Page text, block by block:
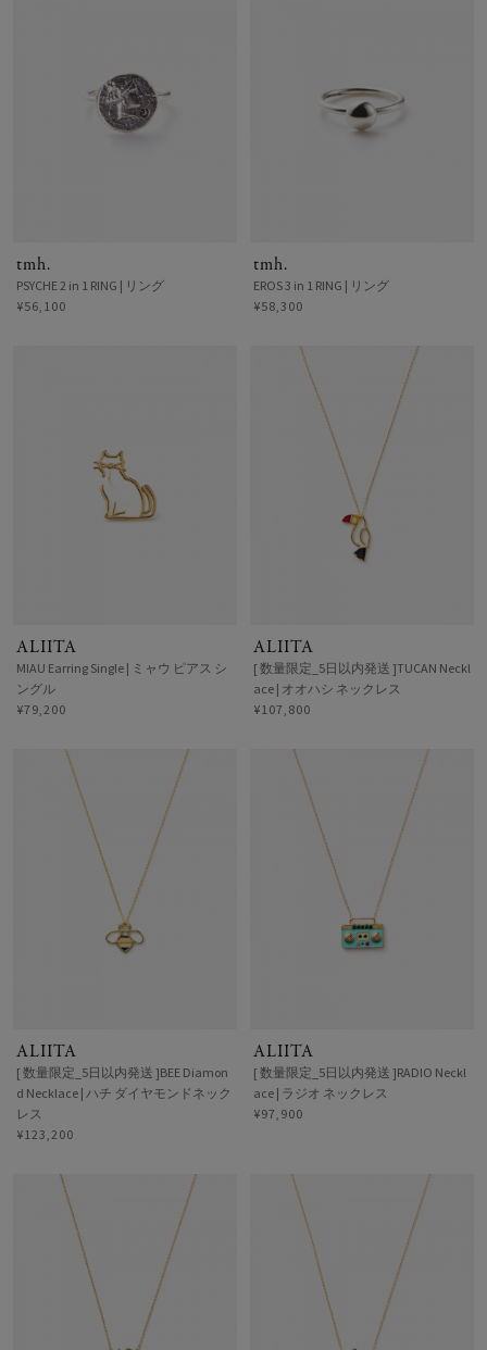
tmh.
PSYCHE 2 in 1 RING | リング
¥56,100
tmh.
EROS 3 in 1 RING | リング
¥58,300
ALIITA
MIAU Earring Single | ミャウ ピアス シ
ングル
¥79,200
ALIITA
[ 数量限定_5日以内発送 ]TUCAN Neckl
ace | オオハシ ネックレス
¥107,800
ALIITA
[ 数量限定_5日以内発送 ]BEE Diamon
d Necklace | ハチ ダイヤモンドネック
レス
¥123,200
ALIITA
[ 数量限定_5日以内発送 ]RADIO Neckl
ace | ラジオ ネックレス
¥97,900